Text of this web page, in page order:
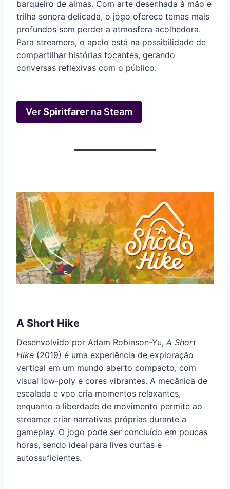
barqueiro de almas. Com arte desenhada à mão e
trilha sonora delicada, o jogo oferece temas mais
profundos sem perder a atmosfera acolhedora.
Para streamers, o apelo está na possibilidade de
compartilhar histórias tocantes, gerando
conversas reflexivas com o público.
VerSpiritfarer na Steam
A Short Hike
Desenvolvido por Adam Robinson-Yu, A Short
Hike (2019) é uma experiência de exploração
vertical em um mundo aberto compacto, com
visual low-poly e cores vibrantes. A mecânica de
escalada e voo cria momentos relaxantes,
enquanto a liberdade de movimento permite ao
streamer criar narrativas próprias durante a
gameplay. O jogo pode ser concluído em poucas
horas, sendo ideal para lives curtas e
autossuficientes.